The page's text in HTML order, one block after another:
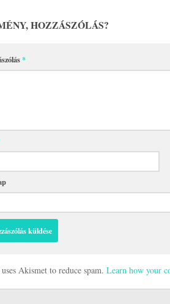
HOZZÁSZÓLÁS?
*
Akismet to reduce spam. Learn how your